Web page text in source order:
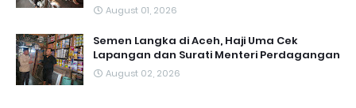
August 01, 2026
Semen Langka di Aceh, Haji Uma Cek
Lapangan dan Surati Menteri Perdagangan
August 02, 2026